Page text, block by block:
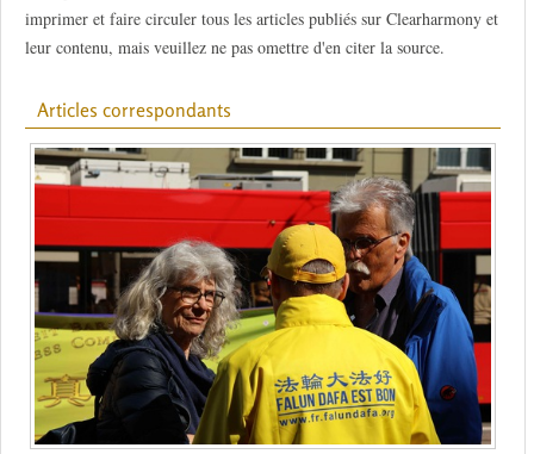
imprimer et faire circuler tous les articles publiés sur Clearharmony et
leur contenu, mais veuillez ne pas omettre d'en citer la source.
Articles correspondants